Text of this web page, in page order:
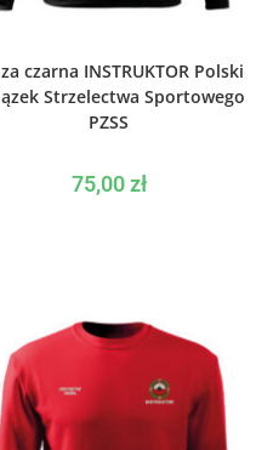
czarna INSTRUKTOR Polski
Strzelectwa Sportowego
PZSS
75,00zł